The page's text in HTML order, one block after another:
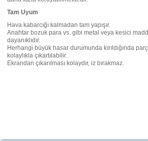
Tam Uyum
Hava kabarcığı kalmadan tam yapışır.
Anahtar bozuk para vs. gibi metal veya kesici
dayanıklıdır.
Herhangi büyük hasar durumunda kırıldığında
kolaylıkla çıkartılabilir.
Ekrandan çıkarılması kolaydır, iz bırakmaz.